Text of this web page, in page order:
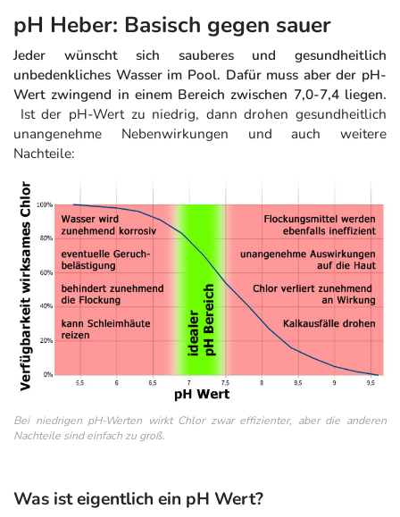
pH Heber: Basisch gegen sauer
Jeder wünscht sich sauberes und gesundheitlich
unbedenkliches Wasser im Pool. Dafür muss aber der pH-
Wert zwingend in einem Bereich zwischen 7,0-7,4 liegen.
Ist der pH-Wert zu niedrig, dann drohen gesundheitlich
unangenehme Nebenwirkungen und auch weitere
Nachteile:
Bei niedrigen pH-Werten wirkt Chlor zwar effizienter, aber die anderen
Nachteile sind einfach zu groß.
Was ist eigentlich ein pH Wert?